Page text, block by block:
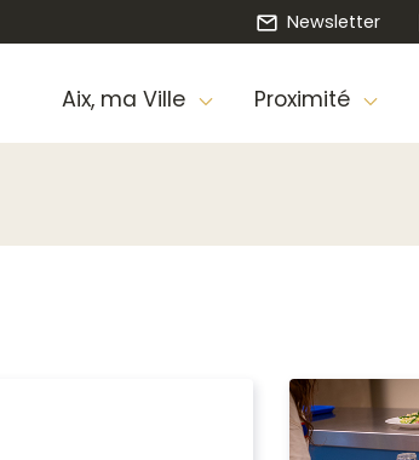
Newsletter
Aix, ma Ville Proximité